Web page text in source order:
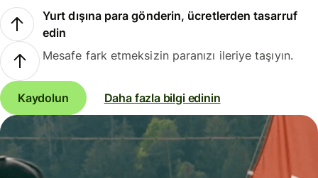
Yurt dışına para gönderin, ücretlerden tasarruf
edin
Mesafe fark etmeksizin paranızı ileriye taşıyın.
Kaydolun Daha fazla bilgi edinin